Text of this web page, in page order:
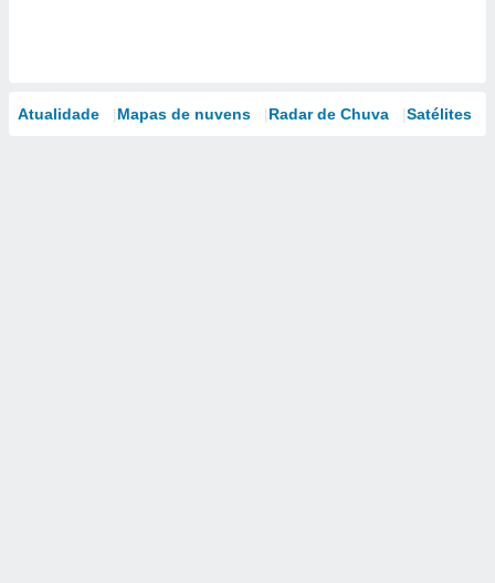
Atualidade Mapas de nuvens Radar de Chuva Satélites